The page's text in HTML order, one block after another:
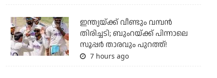
ഇന്ത്യയ്ക്ക് വീണ്ടും വമ്പന്‍
തിരിച്ചടി; ബുംറയ്ക്ക് പിന്നാലെ
സൂപ്പര്‍ താരവും പുറത്ത്!
7 hours ago